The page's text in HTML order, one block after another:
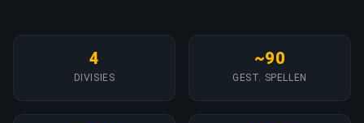
4
DIVISIES
~90
GEST. SPELLEN